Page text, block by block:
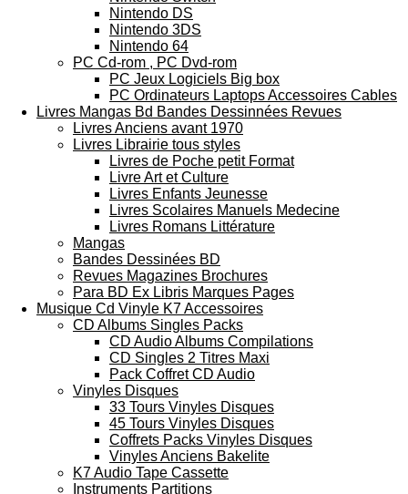
Nintendo DS
Nintendo 3DS
Nintendo 64
PC Cd-rom , PC Dvd-rom
PC Jeux Logiciels Big box
PC Ordinateurs Laptops Accessoires Cables
Livres Mangas Bd Bandes Dessinnées Revues
Livres Anciens avant 1970
Livres Librairie tous styles
Livres de Poche petit Format
Livre Art et Culture
Livres Enfants Jeunesse
Livres Scolaires Manuels Medecine
Livres Romans Littérature
Mangas
Bandes Dessinées BD
Revues Magazines Brochures
Para BD Ex Libris Marques Pages
Musique Cd Vinyle K7 Accessoires
CD Albums Singles Packs
CD Audio Albums Compilations
CD Singles 2 Titres Maxi
Pack Coffret CD Audio
Vinyles Disques
33 Tours Vinyles Disques
45 Tours Vinyles Disques
Coffrets Packs Vinyles Disques
Vinyles Anciens Bakelite
K7 Audio Tape Cassette
Instruments Partitions